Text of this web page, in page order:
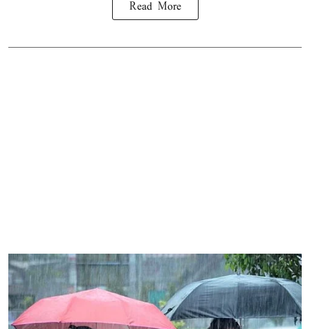
Read More